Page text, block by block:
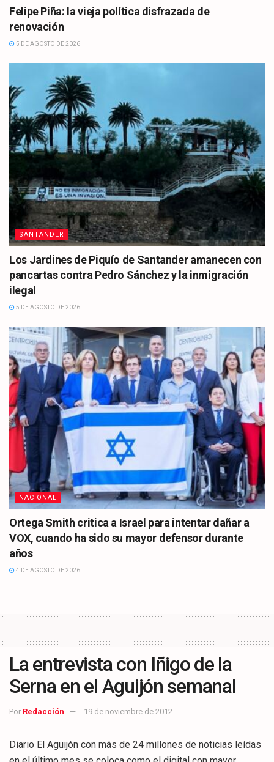
Felipe Piña: la vieja política disfrazada de
renovación
5 DE AGOSTO DE 2026
SANTANDER
Los Jardines de Piquío de Santander amanecen con
pancartas contra Pedro Sánchez y la inmigración
ilegal
5 DE AGOSTO DE 2026
NACIONAL
Ortega Smith critica a Israel para intentar dañar a
VOX, cuando ha sido su mayor defensor durante
años
4 DE AGOSTO DE 2026
La entrevista con Iñigo de la
Serna en el Aguijón semanal
Por Redacción 19 de noviembre de 2012
Diario El Aguijón con más de 24 millones de noticias leídas